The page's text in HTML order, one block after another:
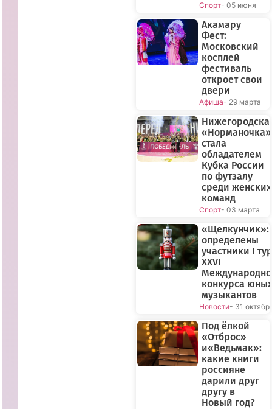
Спорт- 05 июня
Акамару
Фест:
Московский
косплей
фестиваль
откроет свои
двери
Афиша- 29 марта
«Норманочка»
стала
обладателем
Кубка России
по футзалу
среди женских
команд
Спорт- 03 марта
«Щелкунчик»:
определены
участники I
XXVI
конкурса юных
музыкантов
Новости- 31
Под ёлкой
«Отброс»
и«Ведьмак»:
какие книги
россияне
дарили друг
другу в
Новый год?